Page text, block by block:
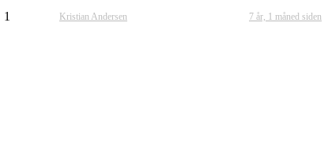
1 7 år, 1 måned siden
Kristian Andersen